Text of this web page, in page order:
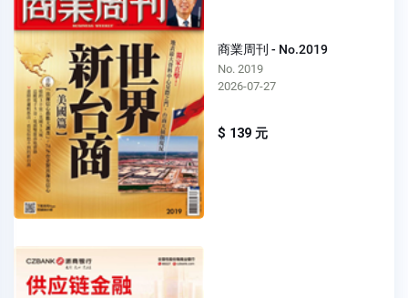
商業周刊 - No.2019
No. 2019
2026-07-27
$ 139 元